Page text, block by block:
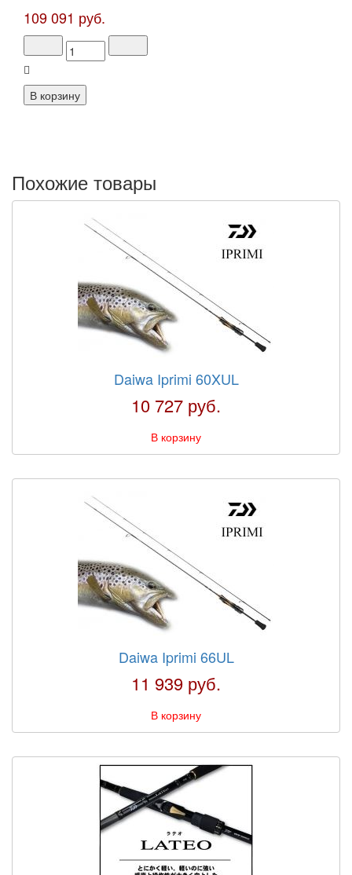
109 091 руб.
Похожие товары
Daiwa Iprimi 60XUL
10 727 руб.
В корзину
Daiwa Iprimi 66UL
11 939 руб.
В корзину